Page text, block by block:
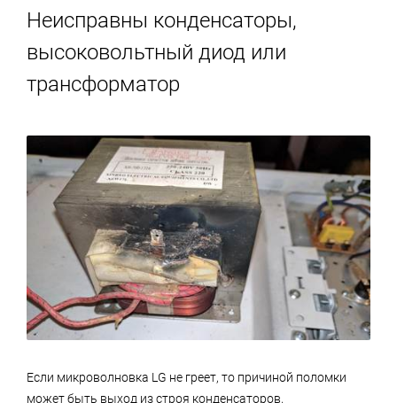
Неисправны конденсаторы,
высоковольтный диод или
трансформатор
Если микроволновка LG не греет, то причиной поломки
может быть выход из строя конденсаторов,